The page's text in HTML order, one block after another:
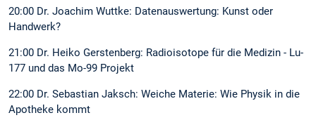
20:00 Dr. Joachim Wuttke: Datenauswertung: Kunst oder
Handwerk?
21:00 Dr. Heiko Gerstenberg: Radioisotope für die Medizin - Lu-
177 und das Mo-99 Projekt
22:00 Dr. Sebastian Jaksch: Weiche Materie: Wie Physik in die
Apotheke kommt